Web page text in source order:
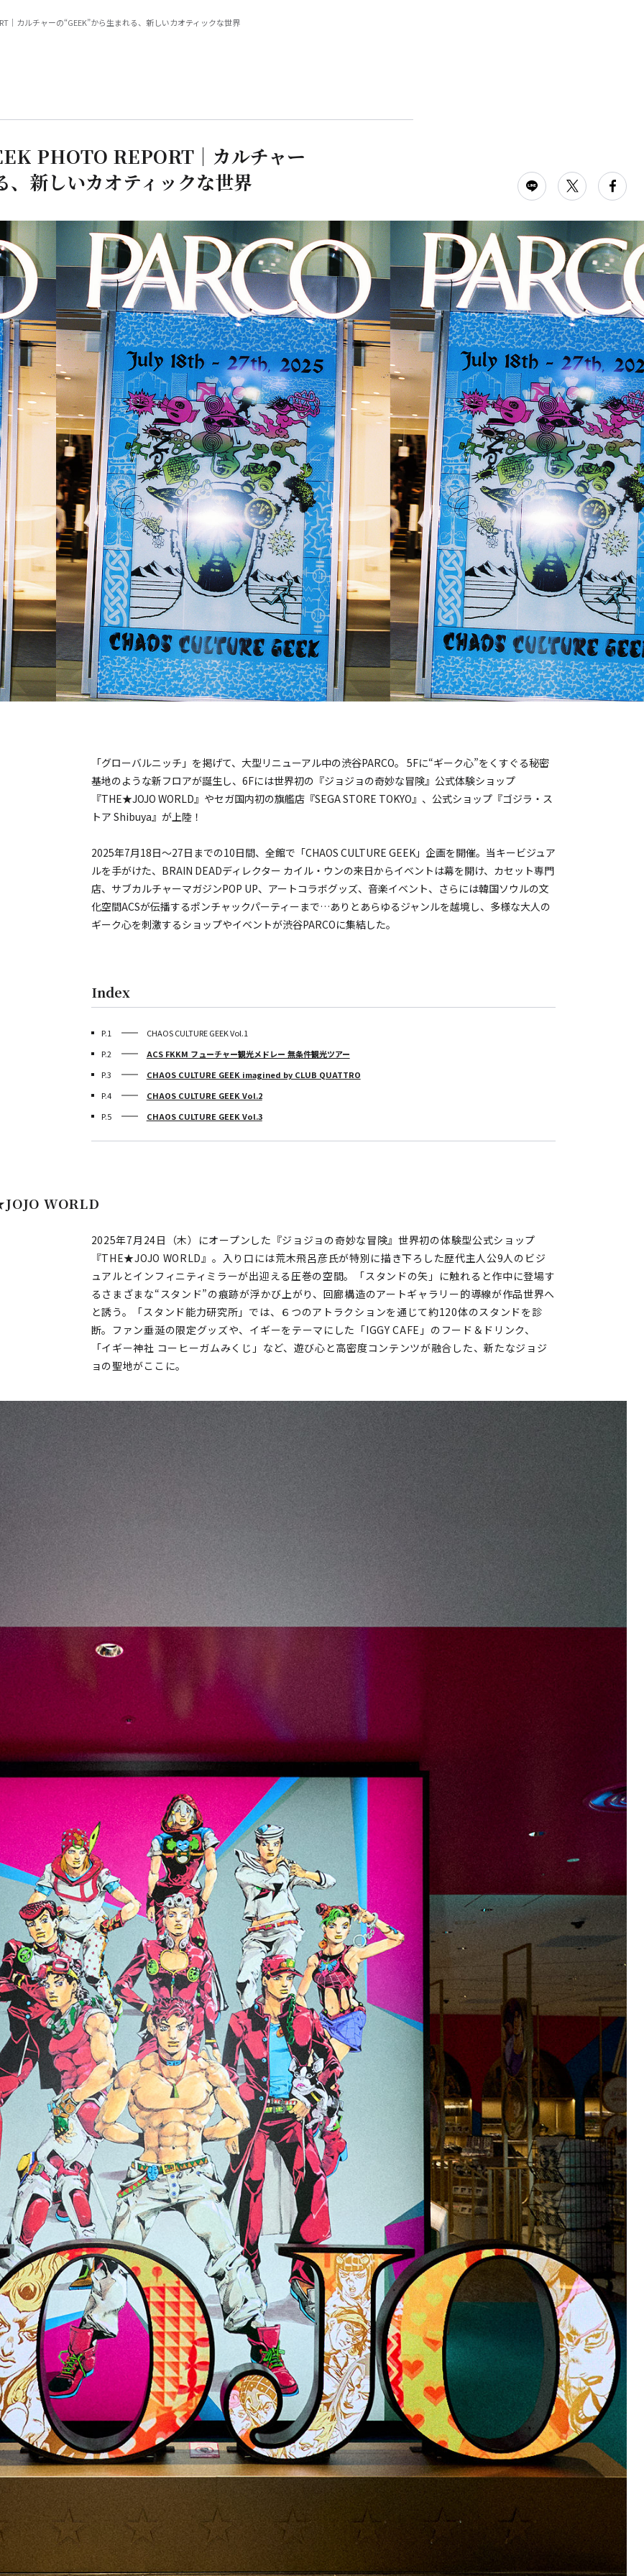
｜カルチャーの“GEEK”から生まれる、新しいカオティックな世界
PHOTO REPORT｜カルチャー
新しいカオティックな世界
「グローバルニッチ」を掲げて、大型リニューアル中の渋谷PARCO。 5Fに“ギーク心”をくすぐる秘密
基地のような新フロアが誕生し、6Fには世界初の『ジョジョの奇妙な冒険』公式体験ショップ
『THE★JOJO WORLD』やセガ国内初の旗艦店『SEGA STORE TOKYO』、公式ショップ『ゴジラ・ス
トア Shibuya』が上陸！
2025年7月18日～27日までの10日間、全館で「CHAOS CULTURE GEEK」企画を開催。当キービジュア
ルを手がけた、BRAIN DEADディレクター カイル・ウンの来日からイベントは幕を開け、カセット専門
店、サブカルチャーマガジンPOP UP、アートコラボグッズ、音楽イベント、さらには韓国ソウルの文
化空間ACSが伝播するポンチャックパーティーまで…ありとあらゆるジャンルを越境し、多様な大人の
ギーク心を刺激するショップやイベントが渋谷PARCOに集結した。
Index
P.1
CHAOS CULTURE GEEK Vol.1
P.2
ACS FKKM フューチャー観光メドレー 無条件観光ツアー
P.3
CHAOS CULTURE GEEK imagined by CLUB QUATTRO
P.4
CHAOS CULTURE GEEK Vol.2
P.5
CHAOS CULTURE GEEK Vol.3
WORLD
2025年7月24日（木）にオープンした『ジョジョの奇妙な冒険』世界初の体験型公式ショップ
『THE★JOJO WORLD』。入り口には荒木飛呂彦氏が特別に描き下ろした歴代主人公9人のビジ
ュアルとインフィニティミラーが出迎える圧巻の空間。「スタンドの矢」に触れると作中に登場す
るさまざまな“スタンド”の痕跡が浮かび上がり、回廊構造のアートギャラリー的導線が作品世界へ
と誘う。「スタンド能力研究所」では、６つのアトラクションを通じて約120体のスタンドを診
断。ファン垂涎の限定グッズや、イギーをテーマにした「IGGY CAFE」のフード＆ドリンク、
「イギー神社 コーヒーガムみくじ」など、遊び心と高密度コンテンツが融合した、新たなジョジ
ョの聖地がここに。